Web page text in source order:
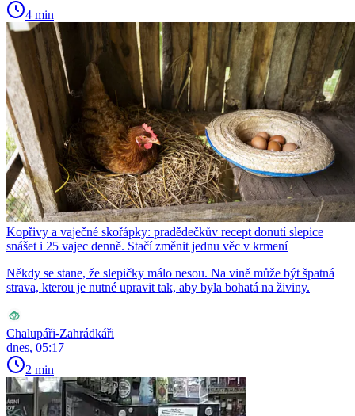
4 min
Kopřivy a vaječné skořápky: pradědečkův recept donutí slepice
snášet i 25 vajec denně. Stačí změnit jednu věc v krmení
Někdy se stane, že slepičky málo nesou. Na vině může být špatná
strava, kterou je nutné upravit tak, aby byla bohatá na živiny.
Chalupáři-Zahrádkáři
dnes, 05:17
2 min